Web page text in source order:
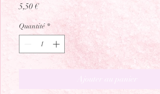
5,50 €Prix
Quantité *
Ajouter au panier